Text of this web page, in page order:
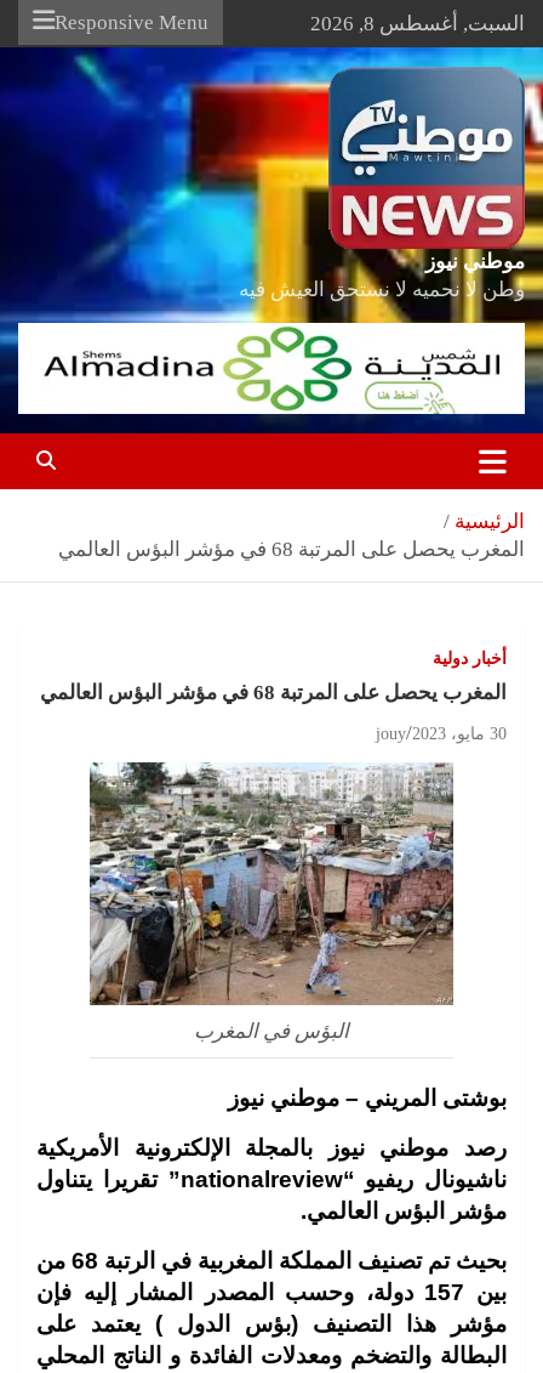
Skip
content
السبت, أغسطس 8, 2026 Responsive Menu
موطني نيوز
وطن لا نحميه لا نستحق العيش فيه
الرئيسية
المغرب يحصل على المرتبة 68 في مؤشر البؤس العالمي
أخبار دولية
المغرب يحصل على المرتبة 68 في مؤشر البؤس العالمي
30 مايو، 2023 jouy
البؤس في المغرب
بوشتى المريني – موطني نيوز
رصد موطني نيوز بالمجلة الإلكترونية الأمريكية
ناشيونال ريفيو “nationalreview” تقريرا يتناول
مؤشر البؤس العالمي.
بحيث تم تصنيف المملكة المغربية في الرتبة 68 من
بين 157 دولة، وحسب المصدر المشار إليه فإن
مؤشر هذا التصنيف (بؤس الدول ) يعتمد على
البطالة والتضخم ومعدلات الفائدة و الناتج المحلي